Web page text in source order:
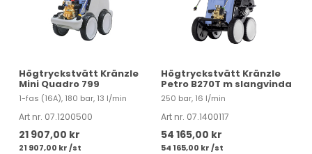
Högtryckstvätt Kränzle
Mini Quadro 799
1-fas (16A), 180 bar, 13 l/min
Art nr. 07.1200500
21 907,00 kr
21 907,00 kr /st
Högtryckstvätt Kränzle
Petro B270T m slangvinda
250 bar, 16 l/min
Art nr. 07.1400117
54 165,00 kr
54 165,00 kr /st